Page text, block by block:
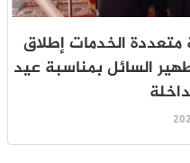
متعددة الخدمات إطلاق
السائل بمناسبة عيد